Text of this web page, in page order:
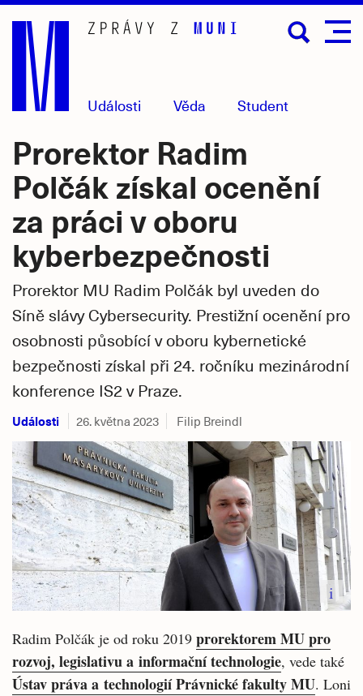
Přejít
hlavní
obsah
Události Věda Student
Prorektor Radim
Polčák získal ocenění
za práci v oboru
kyberbezpečnosti
Prorektor MU Radim Polčák byl uveden do
Síně slávy Cybersecurity. Prestižní ocenění pro
osobnosti působící v oboru kybernetické
bezpečnosti získal při 24. ročníku mezinárodní
konference IS2 v Praze.
Události 26. května 2023 Filip Breindl
i
Radim Polčák je od roku 2019 prorektorem MU pro
rozvoj, legislativu a informační technologie, vede také
Ústav práva a technologií Právnické fakulty MU. Loni